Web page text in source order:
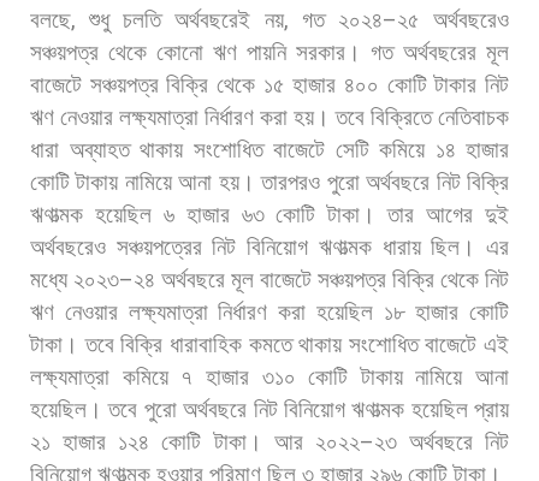
বলছে,শুধু চলতি অর্থবছরেই নয়, গত ২০২৪–২৫
অর্থবছরেও
সঞ্চয়পত্র থেকে কোনো ঋণ পায়নি সরকার। গত অর্থবছরের মূল
বাজেটে সঞ্চয়পত্র বিক্রি থেকে ১৫ হাজার ৪০০ কোটি টাকার নিট
ঋণ নেওয়ার লক্ষ্যমাত্রা নির্ধারণ করা হয়। তবে বিক্রিতে নেতিবাচক
ধারা অব্যাহত থাকায় সংশোধিত বাজেটে সেটি কমিয়ে ১৪ হাজার
কোটি টাকায় নামিয়ে আনা হয়। তারপরও পুরো অর্থবছরে নিট বিক্রি
ঋণাত্মক হয়েছিল ৬ হাজার ৬৩ কোটি টাকা। তার আগের দুই
অর্থবছরেও সঞ্চয়পত্রের নিট বিনিয়োগ ঋণাত্মক ধারায় ছিল।
এর
মধ্যে ২০২৩–২৪ অর্থবছরে মূল বাজেটে সঞ্চয়পত্র বিক্রি থেকে নিট
ঋণ নেওয়ার লক্ষ্যমাত্রা নির্ধারণ করা হয়েছিল ১৮ হাজার কোটি
টাকা। তবে বিক্রি ধারাবাহিক কমতে থাকায় সংশোধিত বাজেটে এই
লক্ষ্যমাত্রা কমিয়ে ৭ হাজার ৩১০ কোটি টাকায় নামিয়ে আনা
হয়েছিল। তবে পুরো অর্থবছরে নিট বিনিয়োগ ঋণাত্মক হয়েছিল প্রায়
২১ হাজার ১২৪ কোটি টাকা। আর ২০২২–২৩ অর্থবছরে নিট
বিনিয়োগ ঋণাত্মক হওয়ার পরিমাণ ছিল ৩ হাজার ২৯৬ কোটি টাকা।